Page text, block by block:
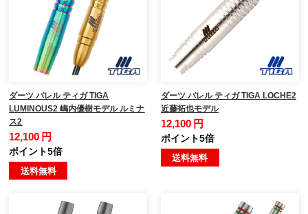
ダーツ バレル ティガ TIGA
LUMINOUS2 嶋内優樹モデル ルミナ
ス2
12,100 円
ポイント5倍
送料無料
ダーツ バレル ティガ TIGA LOCHE2
近藤拓也モデル
12,100 円
ポイント5倍
送料無料